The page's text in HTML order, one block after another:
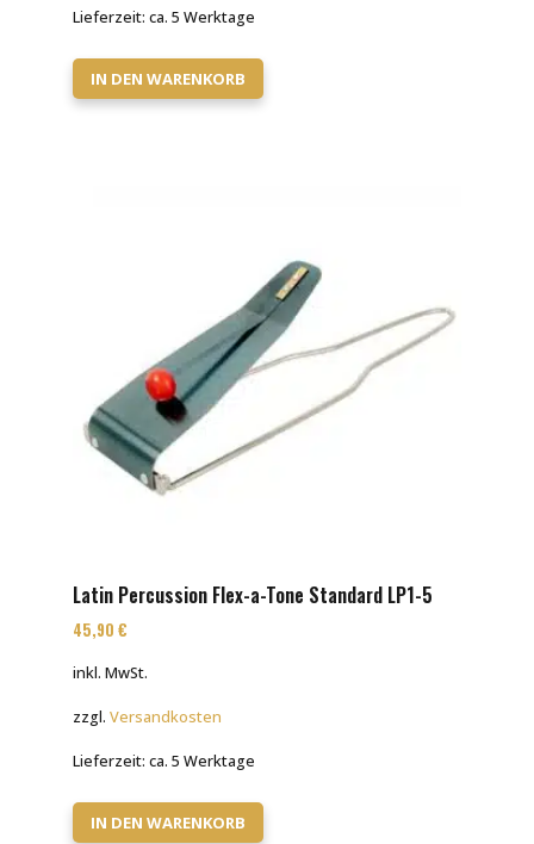
Lieferzeit: ca. 5 Werktage
IN DEN WARENKORB
Latin Percussion Flex-a-Tone Standard LP1-5
45,90 €
inkl. MwSt.
zzgl. Versandkosten
Lieferzeit: ca. 5 Werktage
IN DEN WARENKORB